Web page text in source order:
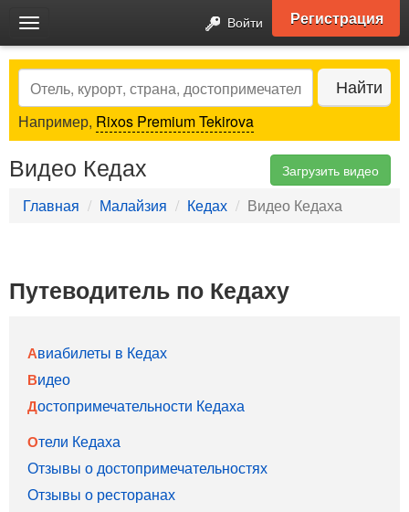
Toggle
navigation
Войти Регистрация
Search Найти
Например, Rixos Premium Tekirova
Видео Кедах Загрузить видео
Главная Малайзия Кедах Видео Кедаха
Путеводитель по Кедаху
Авиабилеты в Кедах
Видео
Достопримечательности Кедаха
Отели Кедаха
Отзывы о достопримечательностях
Отзывы о ресторанах